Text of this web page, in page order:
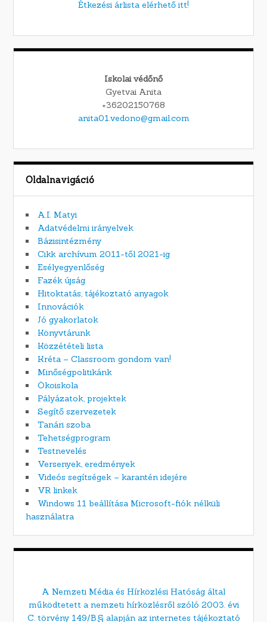
Étkezési árlista elérhető itt!
Iskolai védőnő
Gyetvai Anita
+36202150768
anita01.vedono@gmail.com
Oldalnavigáció
A.I. Matyi
Adatvédelmi irányelvek
Bázisintézmény
Cikk archívum 2011-től 2021-ig
Esélyegyenlőség
Fazék újság
Hitoktatás, tájékoztató anyagok
Innovációk
Jó gyakorlatok
Könyvtárunk
Közzétételi lista
Kréta – Classroom gondom van!
Minőségpolitikánk
Ökoiskola
Pályázatok, projektek
Segítő szervezetek
Tanári szoba
Tehetségprogram
Testnevelés
Versenyek, eredmények
Videós segítségek – karantén idejére
VR linkek
Windows 11 beállítása Microsoft-fiók nélküli
használatra
A Nemzeti Média és Hírközlési Hatóság által
működtetett a nemzeti hírközlésről szóló 2003. évi
C. törvény 149/B.§ alapján az internetes tájékoztató